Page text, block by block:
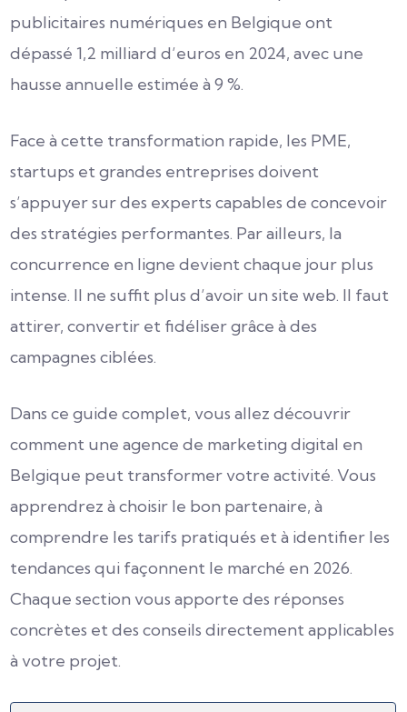
publicitaires numériques en Belgique ont
dépassé 1,2 milliard d’euros en 2024, avec une
hausse annuelle estimée à 9 %.
Face à cette transformation rapide, les PME,
startups et grandes entreprises doivent
s’appuyer sur des experts capables de concevoir
des stratégies performantes. Par ailleurs, la
concurrence en ligne devient chaque jour plus
intense. Il ne suffit plus d’avoir un site web. Il faut
attirer, convertir et fidéliser grâce à des
campagnes ciblées.
Dans ce guide complet, vous allez découvrir
comment une agence de marketing digital en
Belgique peut transformer votre activité. Vous
apprendrez à choisir le bon partenaire, à
comprendre les tarifs pratiqués et à identifier les
tendances qui façonnent le marché en 2026.
Chaque section vous apporte des réponses
concrètes et des conseils directement applicables
à votre projet.